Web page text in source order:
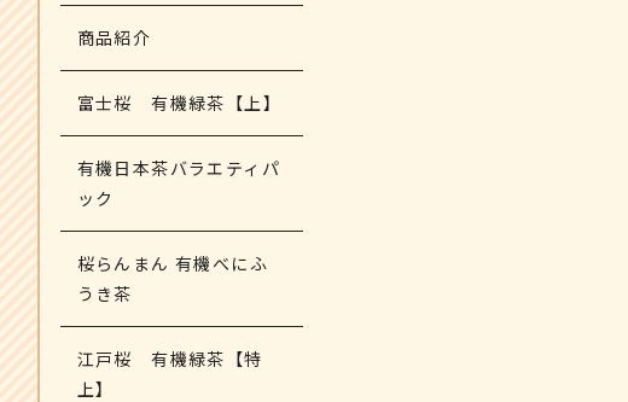
商品紹介
富士桜 有機緑茶【上】
有機日本茶バラエティパ
ック
桜らんまん 有機べにふ
うき茶
江戸桜 有機緑茶【特
上】